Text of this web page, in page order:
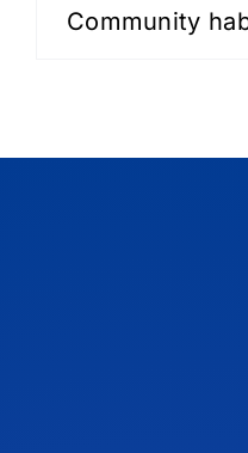
Community